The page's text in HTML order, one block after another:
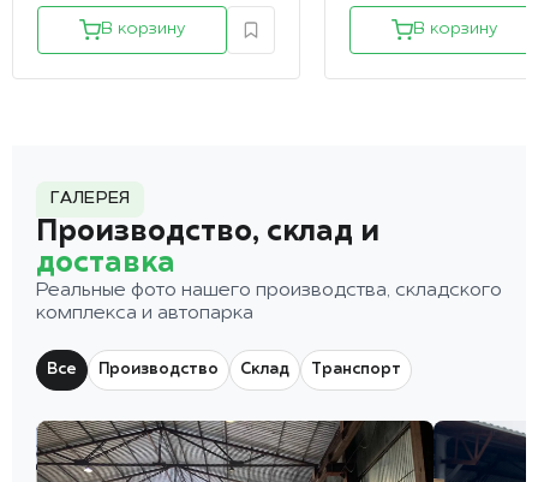
В корзину В корзину
ГАЛЕРЕЯ
Производство, склад и
доставка
Реальные фото нашего производства, складского
комплекса и автопарка
Все Производство Склад Транспорт